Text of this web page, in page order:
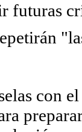
futuras
con